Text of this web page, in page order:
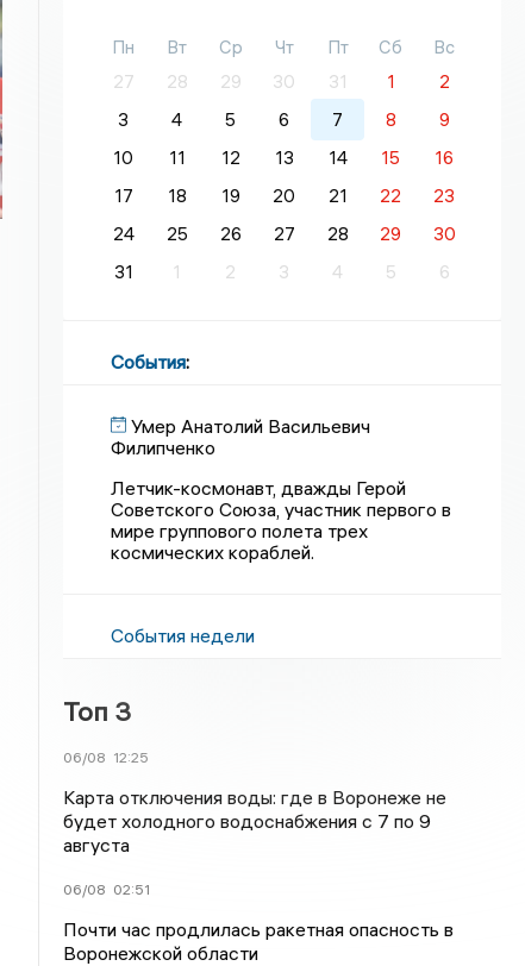
Пн Вт Ср Чт Пт Сб
Вс
27
28 29 30 31 1
2
3
4 5 6 7 8
9
10
11 12 13 14 15
16
17
18 19 20 21 22
23
24
25 26 27 28 29
30
31
1 2 3 4 5 6
События:
Умер Анатолий Васильевич
Филипченко
Летчик-космонавт, дважды Герой
Советского Союза, участник первого в
мире группового полета трех
космических кораблей.
События недели
Топ 3
06/08 12:25
Карта отключения воды: где в Воронеже не
будет холодного водоснабжения с 7 по 9
августа
06/08 02:51
Почти час продлилась ракетная опасность в
Воронежской области